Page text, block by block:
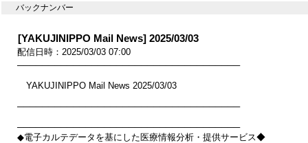
バックナンバー
[YAKUJINIPPO Mail News] 2025/03/03
配信日時：2025/03/03 07:00
────────────────────────────────────
YAKUJINIPPO Mail News 2025/03/03
────────────────────────────────────
────────────────────────────────────
◆電子カルテデータを基にした医療情報分析・提供サービス◆